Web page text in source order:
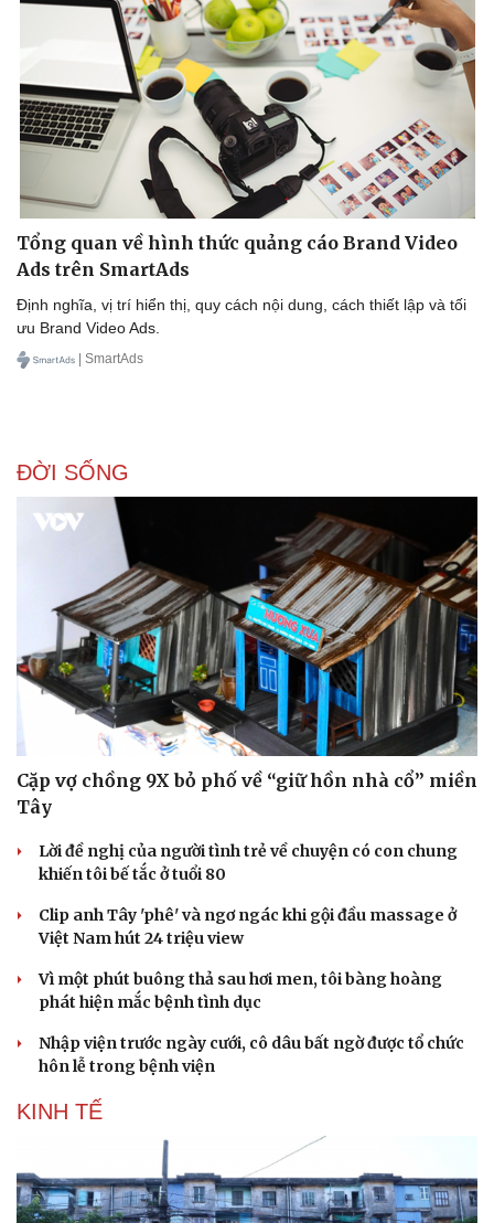
Thông tin doanh nghiệp
Doanh nghiệp 24h
Doanh nhân
Sành điệu
Tin Công nghệ
Trải nghiệm
Tổng quan về hình thức quảng cáo Brand Video
Ads trên SmartAds
Định nghĩa, vị trí hiển thị, quy cách nội dung, cách thiết lập và tối
ưu Brand Video Ads.
| SmartAds
ĐỜI SỐNG
Cặp vợ chồng 9X bỏ phố về “giữ hồn nhà cổ” miền
Tây
Lời đề nghị của người tình trẻ về chuyện có con chung
khiến tôi bế tắc ở tuổi 80
Clip anh Tây 'phê' và ngơ ngác khi gội đầu massage ở
Việt Nam hút 24 triệu view
Vì một phút buông thả sau hơi men, tôi bàng hoàng
phát hiện mắc bệnh tình dục
Nhập viện trước ngày cưới, cô dâu bất ngờ được tổ chức
hôn lễ trong bệnh viện
KINH TẾ